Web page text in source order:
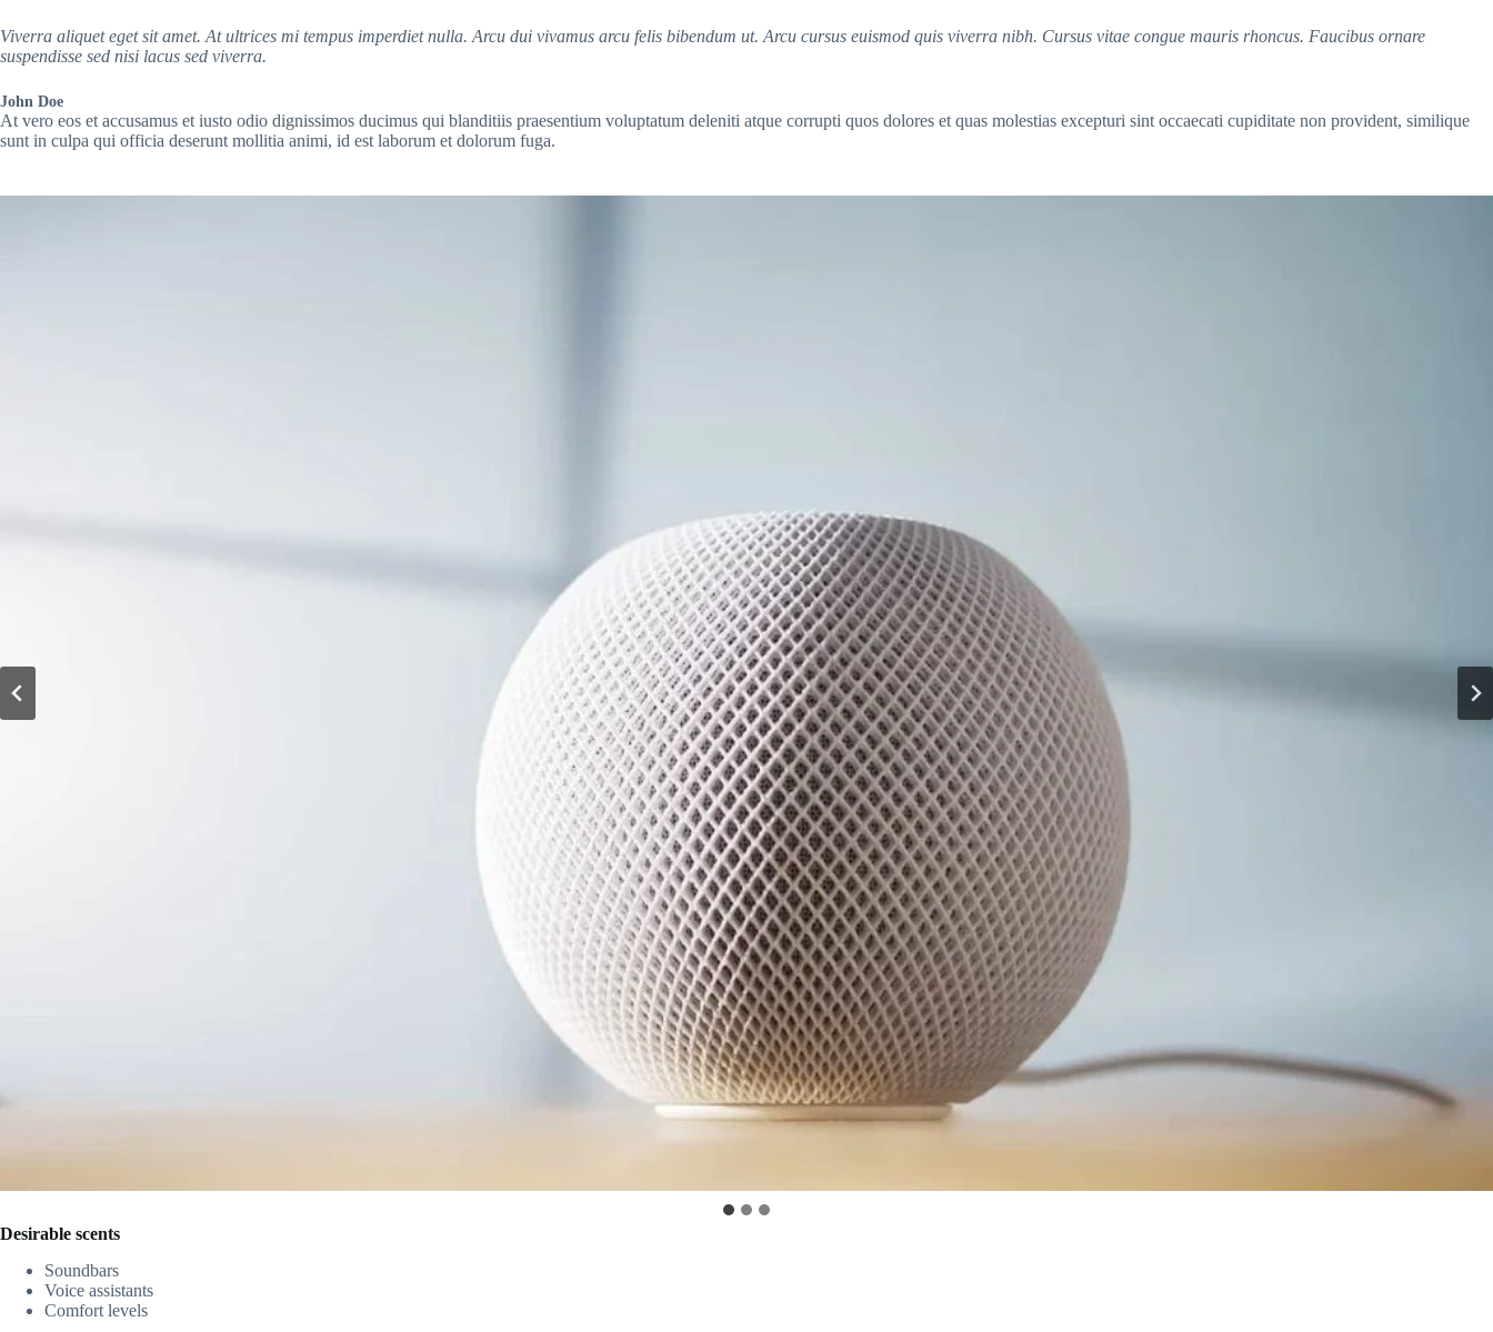
Viverra aliquet eget sit amet. At ultrices mi tempus imperdiet nulla. Arcu dui vivamus arcu felis bibendum ut. Arcu cursus euismod quis viverra nibh. Cursus vitae congue mauris rhoncus. Faucibus ornare
suspendisse sed nisi lacus sed viverra.
John Doe
At vero eos et accusamus et iusto odio dignissimos ducimus qui blanditiis praesentium voluptatum deleniti atque corrupti quos dolores et quas molestias excepturi sint occaecati cupiditate non provident, similique
sunt in culpa qui officia deserunt mollitia animi, id est laborum et dolorum fuga.
Desirable scents
Soundbars
Voice assistants
Comfort levels